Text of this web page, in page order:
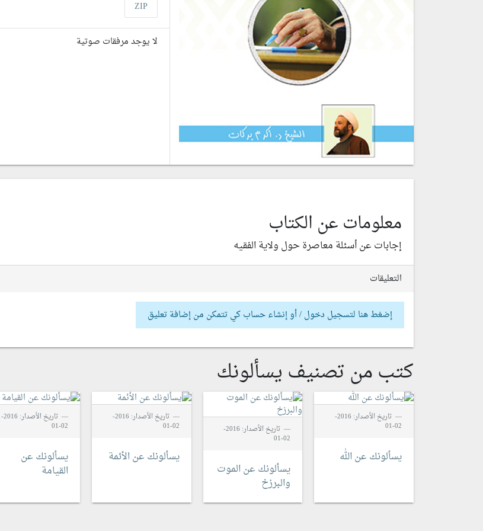
ZIP
لا يوجد مرفقات صوتية
معلومات عن الكتاب
إجابات عن أسئلة معاصرة حول ولاية الفقيه
التعليقات
إضغط هنا لتسجيل دخول / أو إنشاء حساب كي تتمكن من إضافة تعليق
كتب من تصنيف يسألونك
تاريخ الأصدار: 2016-
02-01
يسألونك عن الله
تاريخ الأصدار: 2016-
02-01
يسألونك عن الموت
والبرزخ
تاريخ الأصدار: 2016-
02-01
يسألونك عن الأئمة
تاريخ الأصدار: 2016-
02-01
يسألونك عن
القيامة